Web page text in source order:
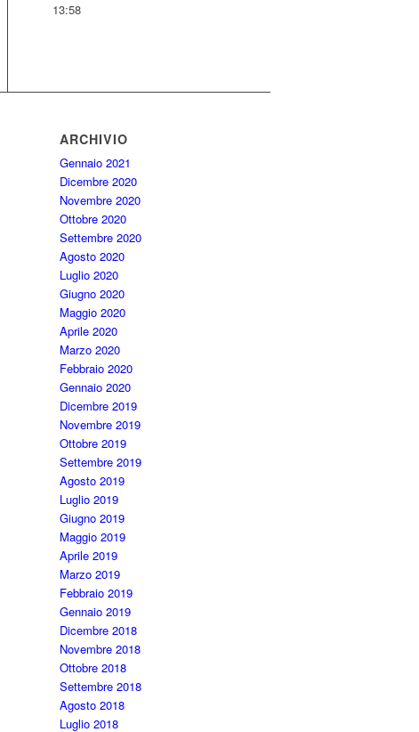
13:58
ARCHIVIO
Gennaio 2021
Dicembre 2020
Novembre 2020
Ottobre 2020
Settembre 2020
Agosto 2020
Luglio 2020
Giugno 2020
Maggio 2020
Aprile 2020
Marzo 2020
Febbraio 2020
Gennaio 2020
Dicembre 2019
Novembre 2019
Ottobre 2019
Settembre 2019
Agosto 2019
Luglio 2019
Giugno 2019
Maggio 2019
Aprile 2019
Marzo 2019
Febbraio 2019
Gennaio 2019
Dicembre 2018
Novembre 2018
Ottobre 2018
Settembre 2018
Agosto 2018
Luglio 2018